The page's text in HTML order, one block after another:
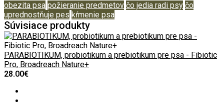
obezita psa požieranie predmetov čo jedia radi psy čo
uprednostňuje pes kŕmenie psa
Súvisiace produkty
PARABIOTIKUM, probiotikum a prebiotikum pre psa - Fibiotic
Pro, Broadreach Nature+
28.00€